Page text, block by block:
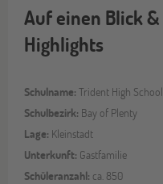
Auf einen Blick &
Highlights
Schulname: Trident High School
Schulbezirk: Bay of Plenty
Lage: Kleinstadt
Unterkunft: Gastfamilie
Schüleranzahl: ca. 850